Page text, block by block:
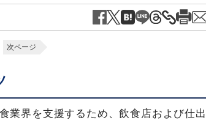
次ページ
業界を支援するため、飲食店および仕出